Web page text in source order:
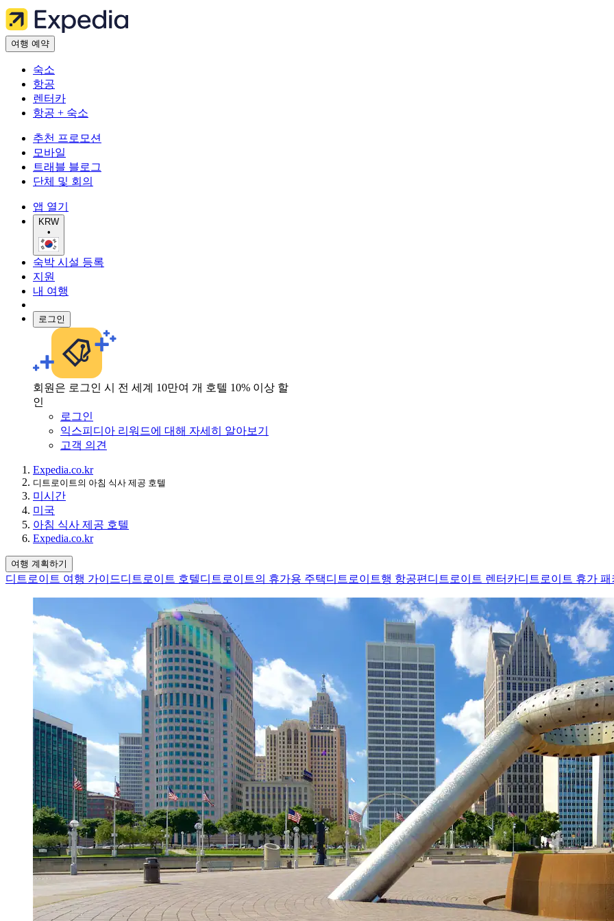
여행 예약
숙소
항공
렌터카
항공 + 숙소
추천 프로모션
모바일
트래블 블로그
단체 및 회의
앱 열기
KRW
•
숙박 시설 등록
지원
내 여행
로그인
회원은 로그인 시 전 세계 10만여 개 호텔 10% 이상 할
인
로그인
익스피디아 리워드에 대해 자세히 알아보기
고객 의견
Expedia.co.kr
디트로이트의 아침 식사 제공 호텔
미시간
미국
아침 식사 제공 호텔
Expedia.co.kr
여행 계획하기
디트로이트 여행 가이드디트로이트 호텔디트로이트의 휴가용 주택디트로이트행 항공편 디트로이트 렌터카디트로이트 휴가 패